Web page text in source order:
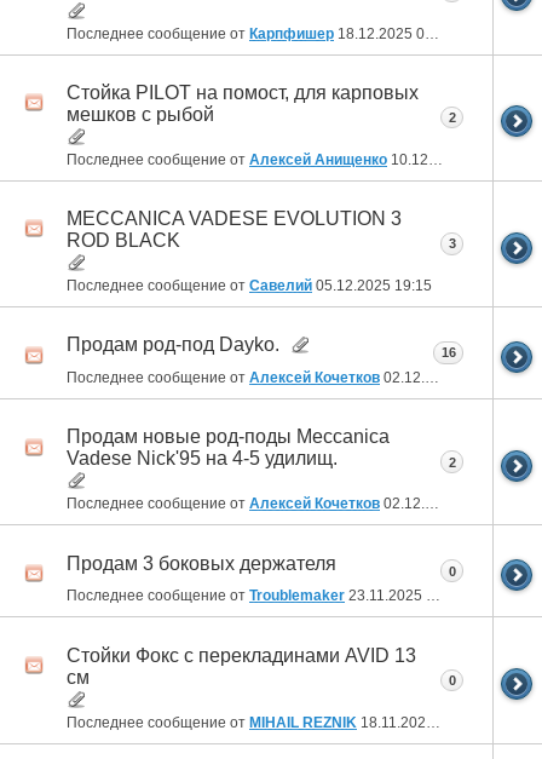
Последнее сообщение от Карпфишер 18.12.2025 01:31
Стойка PILOT на помост, для карповых
мешков с рыбой
Последнее сообщение от Алексей Анищенко 10.12.2025
2
MECCANICA VADESE EVOLUTION 3
ROD BLACK
Последнее сообщение от Савелий 05.12.2025 19:15
3
Продам род-под Dayko.
Последнее сообщение от Алексей Кочетков 02.12.2025
16
Продам новые род-поды Meccanica
Vadese Nick'95 на 4-5 удилищ.
Последнее сообщение от Алексей Кочетков 02.12.2025
2
Продам 3 боковых держателя
Последнее сообщение от Troublemaker 23.11.2025 00:07
0
Стойки Фокс с перекладинами AVID 13
см
Последнее сообщение от MIHAIL REZNIK 18.11.2025
0